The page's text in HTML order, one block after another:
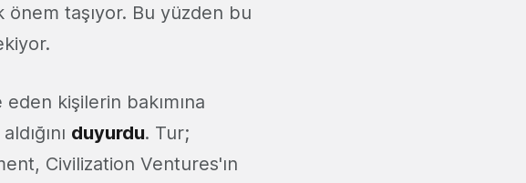
taşıyor. Bu yüzden bu
kişilerin bakımına
duyurdu. Tur;
Civilization Ventures'ın